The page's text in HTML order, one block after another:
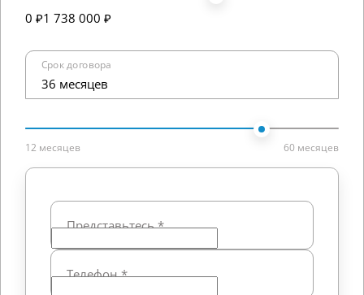
0 ₽1 738 000 ₽
Срок договора
36 месяцев
12 месяцев 60 месяцев
Представьтесь*
Телефон*